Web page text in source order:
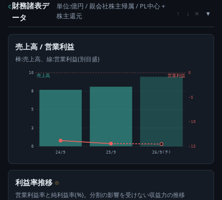
c財務諸表デ
ータ
単位:億円 / 親会社株主帰属 / PL中心 +
株主還元
↑ ↓ ×
売上高 / 営業利益
棒:売上高、線:営業利益(別目盛)
0
3
5
8
10
-15
-10
-5
0
24/9 25/9 26/9(予)
売上高 営業利益
利益率推移 ⊙
営業利益率と純利益率(%)。分割の影響を受けない収益力の推移